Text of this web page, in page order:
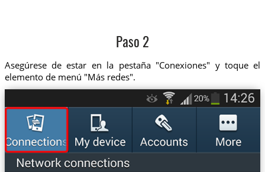
Paso 2
Asegúrese de estar en la pestaña "Conexiones" y toque el
elemento de menú "Más redes".